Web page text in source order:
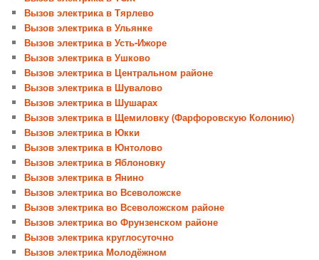
Вызов электрика в Тярлево
Вызов электрика в Ульянке
Вызов электрика в Усть-Ижоре
Вызов электрика в Ушково
Вызов электрика в Центральном районе
Вызов электрика в Шувалово
Вызов электрика в Шушарах
Вызов электрика в Щемиловку (Фарфоровскую Колонию)
Вызов электрика в Юкки
Вызов электрика в Юнтолово
Вызов электрика в Яблоновку
Вызов электрика в Янино
Вызов электрика во Всеволожске
Вызов электрика во Всеволожском районе
Вызов электрика во Фрунзенском районе
Вызов электрика круглосуточно
Вызов электрика Молодёжном